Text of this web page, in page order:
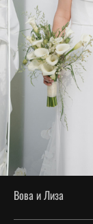
Вова и Лиза